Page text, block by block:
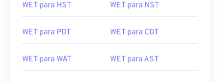
WET para HST WET para NST
WET para PDT WET para CDT
WET para WAT WET para AST